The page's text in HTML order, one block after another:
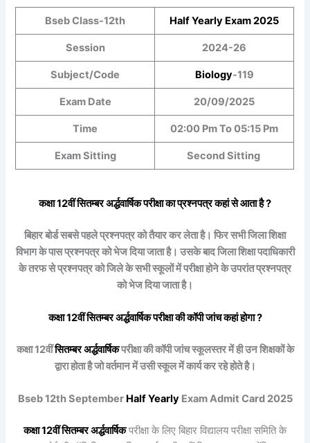
Bseb Class-12th Half Yearly Exam 2025
Session 2024-26
Subject/Code Biology-119
Exam Date 20/09/2025
Time 02:00 Pm To 05:15 Pm
Exam Sitting Second Sitting
कक्षा 12वींसितम्बरअर्द्धवार्षिकपरीक्षा का प्रश्नपत्र कहां से आता है ?
बिहार बोर्ड सबसे पहले प्रश्नपत्र को तैयार कर लेता है। फिर सभी जिला शिक्षा
विभाग के पास प्रश्नपत्र को भेज दिया जाता है। उसके बाद जिला शिक्षा पदाधिकारी
के तरफ से प्रश्नपत्र को जिले के सभी स्कूलों में परीक्षा होने के उपरांत प्रश्नपत्र
को भेज दिया जाता है।
कक्षा 12वींसितम्बरअर्द्धवार्षिकपरीक्षा की कॉपी जांच कहां होगा ?
कक्षा 12वींसितम्बरअर्द्धवार्षिकपरीक्षा की कॉपी जांच स्कूलस्तर में ही उन शिक्षकों के
द्वारा होता है जो वर्तमान में उसी स्कूल में कार्य कर रहे होते है।
Bseb 12th September Half YearlyExam Admit Card 2025
कक्षा 12वींसितम्बरअर्द्धवार्षिकपरीक्षा के लिए बिहार विद्यालय परीक्षा समिति के